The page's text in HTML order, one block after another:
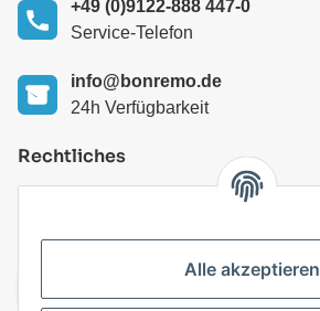
+49 (0)9122-888 447-0
Service-Telefon
info@bonremo.de
24h Verfügbarkeit
Rechtliches
Alle akzeptieren